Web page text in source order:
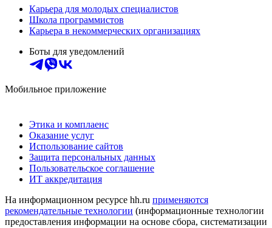
Карьера для молодых специалистов
Школа программистов
Карьера в некоммерческих организациях
Боты для уведомлений
Мобильное приложение
Этика и комплаенс
Оказание услуг
Использование сайтов
Защита персональных данных
Пользовательское соглашение
ИТ аккредитация
На информационном ресурсе hh.ru применяются
рекомендательные технологии (информационные технологии
предоставления информации на основе сбора, систематизации